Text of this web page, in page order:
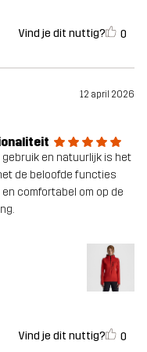
Vind je dit nuttig? 0
12 april 2026
en natuurlijk is het
de beloofde functies
comfortabel om op de
Vind je dit nuttig? 0